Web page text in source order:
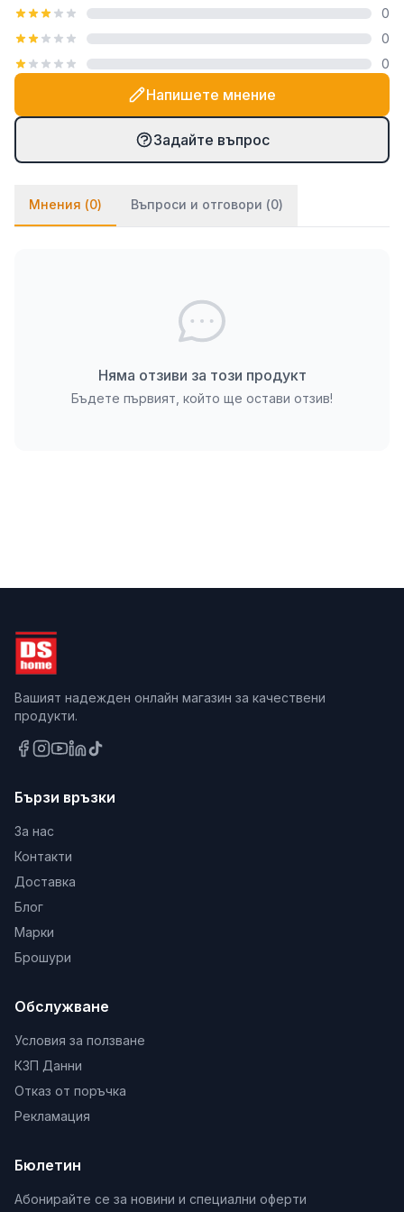
посредством закачалка тип "гребен", която е
включена в комплекта. При PVC паната частите
се монтират на стената посредством
двойнозалепващо се тиксо. Ако ще се монтират
върху стена с тапет, препоръчваме да използвате
и няколко капки лепило върху тиксото (всяко
бързозалепящо лепило като капчица, каноконлит
0
0
0
Напишете мнение
Задайте въпрос
Мнения (0) Въпроси и отговори (0)
Няма отзиви за този продукт
Бъдете първият, който ще остави отзив!
Вашият надежден онлайн магазин за качествени
продукти.
Бързи връзки
За нас
Контакти
Доставка
Блог
Марки
Брошури
Обслужване
Условия за ползване
КЗП Данни
Отказ от поръчка
Рекламация
Бюлетин
Абонирайте се за новини и специални оферти